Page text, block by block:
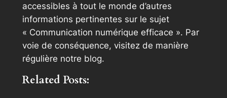
accessibles à tout le monde d’autres
informations pertinentes sur le sujet
« Communication numérique efficace ». Par
voie de conséquence, visitez de manière
régulière notre blog.
Related Posts: